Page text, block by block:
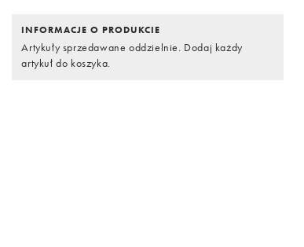
INFORMACJE O PRODUKCIE
Artykuły sprzedawane oddzielnie. Dodaj każdy
artykuł do koszyka.